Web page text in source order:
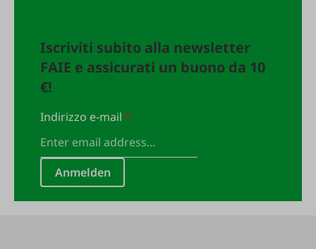
Iscriviti subito alla newsletter
FAIE e assicurati un buono da 10
€!
Indirizzo e-mail*
Anmelden